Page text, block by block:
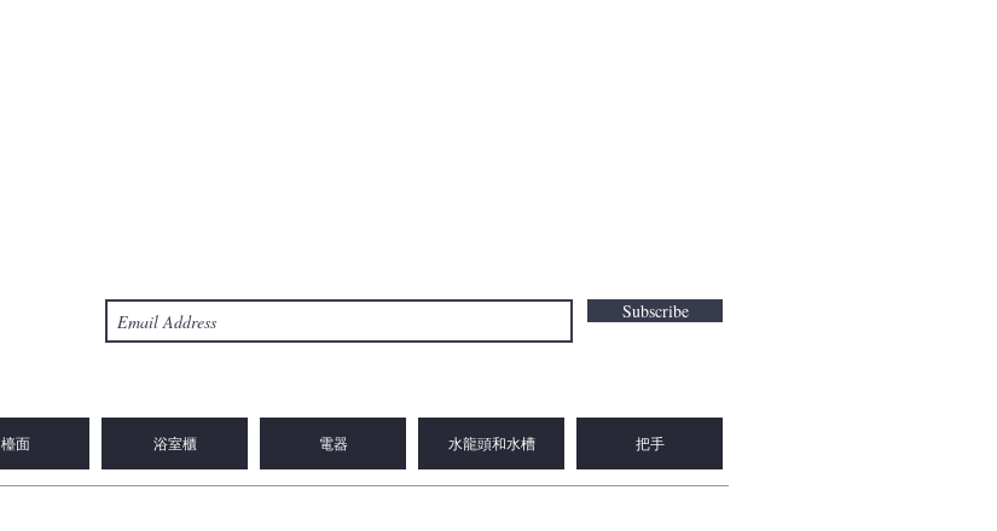
Subscribe
檯面 浴室櫃 電器 水龍頭和水槽 把手